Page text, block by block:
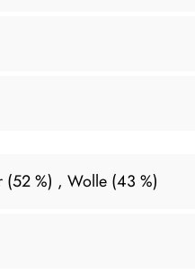
(52 %) , Wolle (43 %)